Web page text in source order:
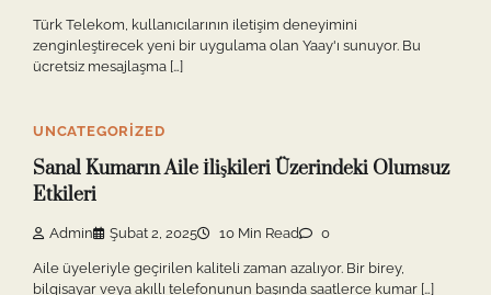
Türk Telekom, kullanıcılarının iletişim deneyimini
zenginleştirecek yeni bir uygulama olan Yaay'ı sunuyor. Bu
ücretsiz mesajlaşma […]
UNCATEGORIZED
Sanal Kumarın Aile İlişkileri Üzerindeki Olumsuz
Etkileri
Admin Şubat 2, 2025 10 Min Read 0
Aile üyeleriyle geçirilen kaliteli zaman azalıyor. Bir birey,
bilgisayar veya akıllı telefonunun başında saatlerce kumar […]